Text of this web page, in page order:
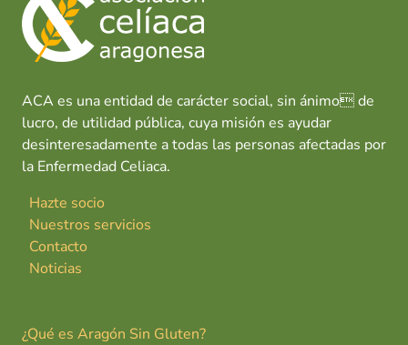
ACA es una entidad de carácter social, sin ánimo de
lucro, de utilidad pública, cuya misión es ayudar
desinteresadamente a todas las personas afectadas por
la Enfermedad Celiaca.
Hazte socio
Nuestros servicios
Contacto
Noticias
¿Qué es Aragón Sin Gluten?